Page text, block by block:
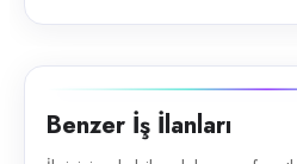
Benzer İş İlanları